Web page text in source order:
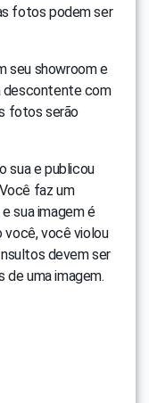
fotos podem ser
seu showroom e
descontente com
fotos serão
sua e publicou
faz um
sua imagem é
você, você violou
devem ser
uma imagem.